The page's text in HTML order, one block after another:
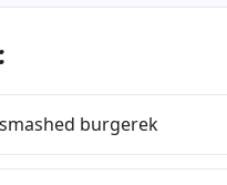
burgerek